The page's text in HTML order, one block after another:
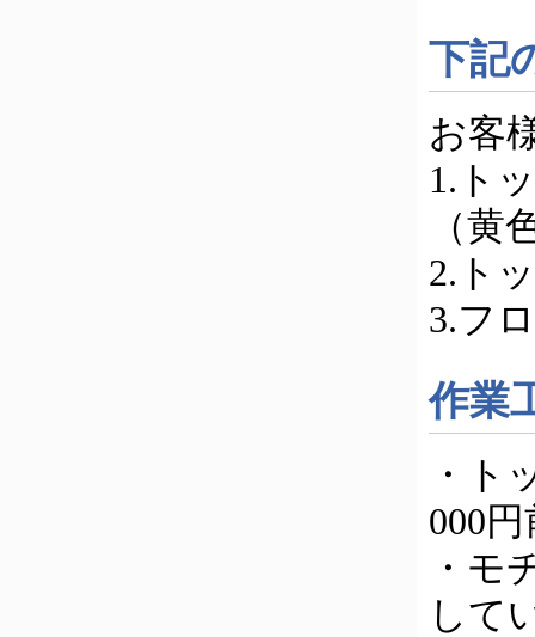
下記
お客
1.ト
（黄
2.ト
3.フ
作業
・ト
000
・モ
して